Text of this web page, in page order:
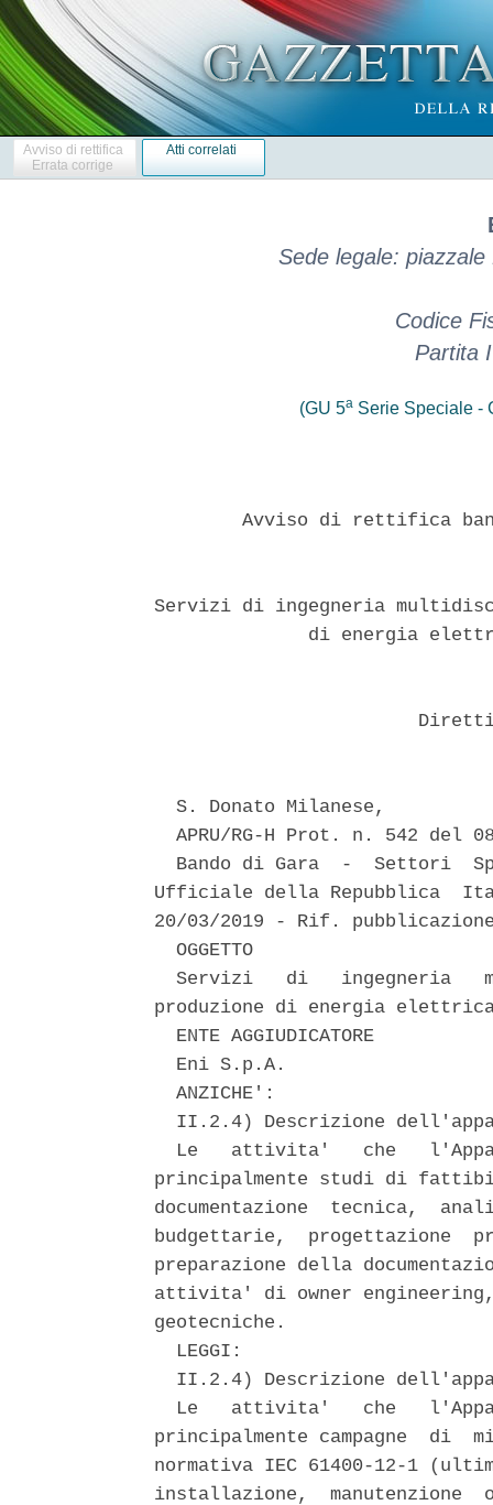
Avviso di rettifica
Errata corrige
Atti correlati
Sede legale:
Codice
Partita
(GU 5a Serie Speciale -